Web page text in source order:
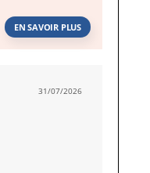
EN SAVOIR PLUS
31/07/2026